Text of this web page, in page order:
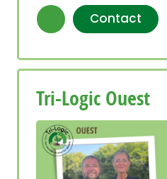
Contact
Tri-Logic Ouest